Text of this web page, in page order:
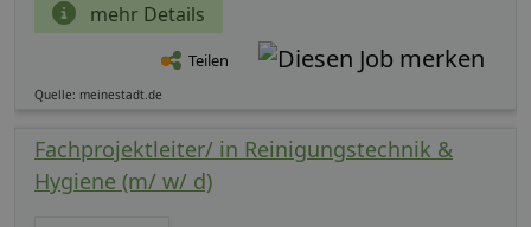
mehr Details
Teilen
Quelle: meinestadt.de
Fachprojektleiter/ in Reinigungstechnik &
Hygiene (m/ w/ d)